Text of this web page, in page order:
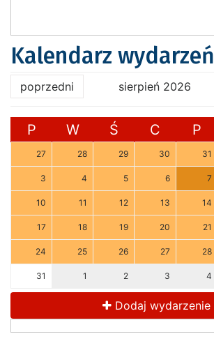
Kalendarz wydarzeń
poprzedni sierpień 2026
P W Ś C P
27 28 29 30 31
3 4 5 6 7
10 11 12 13 14
17 18 19 20 21
24 25 26 27 28
31 1 2 3 4
Dodaj wydarzenie